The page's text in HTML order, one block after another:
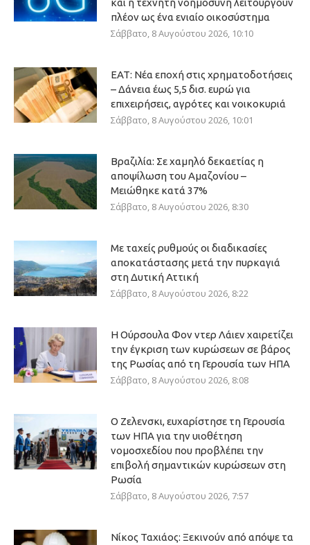
και η τεχνητή νοημοσύνη λειτουργούν
πλέον ως ένα ενιαίο οικοσύστημα
Σάββατο, 8 Αυγούστου 2026, 10:10
ΕΑΤ: Νέα εποχή στις χρηματοδοτήσεις
– Δάνεια έως 5,5 δισ. ευρώ για
επιχειρήσεις, αγρότες και νοικοκυριά
Σάββατο, 8 Αυγούστου 2026, 10:01
Βραζιλία: Σε χαμηλό δεκαετίας η
αποψίλωση του Αμαζονίου –
Μειώθηκε κατά 37%
Σάββατο, 8 Αυγούστου 2026, 8:30
Με ταχείς ρυθμούς οι διαδικασίες
αποκατάστασης μετά την πυρκαγιά
στη Δυτική Αττική
Σάββατο, 8 Αυγούστου 2026, 8:22
Η Ούρσουλα Φον ντερ Λάιεν χαιρετίζει
την έγκριση των κυρώσεων σε βάρος
της Ρωσίας από τη Γερουσία των ΗΠΑ
Σάββατο, 8 Αυγούστου 2026, 8:08
Ο Ζελενσκι, ευχαρίστησε τη Γερουσία
των ΗΠΑ για την υιοθέτηση
νομοσχεδίου που προβλέπει την
επιβολή σημαντικών κυρώσεων στη
Ρωσία
Σάββατο, 8 Αυγούστου 2026, 7:57
Νίκος Ταχιάος: Ξεκινούν από απόψε τα